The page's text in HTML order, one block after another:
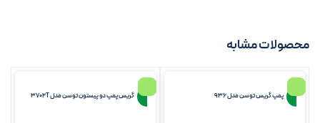
محصولات مشابه
پمپ گریس توسن مدل 936 گریس پمپ دو پیستون توسن مدل 3702T